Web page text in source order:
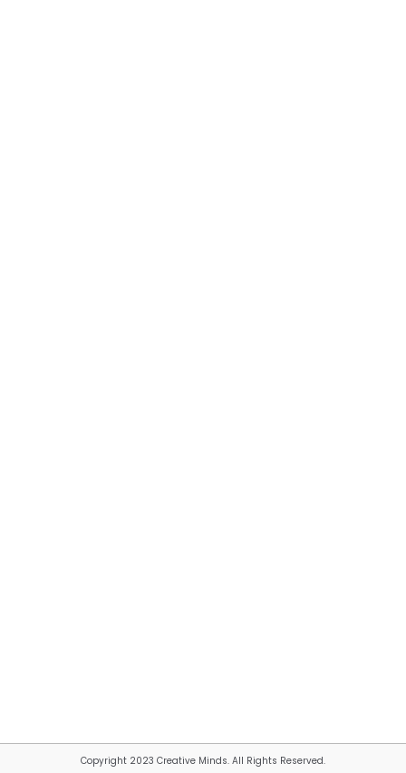
Copyright 2023 Creative Minds. All Rights Reserved.